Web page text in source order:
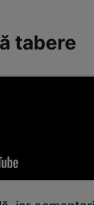
tabere